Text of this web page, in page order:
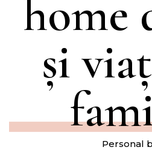
home
și
Personal